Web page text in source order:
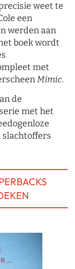
weet te
een
werden aan
boek wordt
met
Mimic.
de
met het
slachtoffers